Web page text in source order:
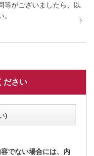
等がございましたら、以
ださい
)
でない場合には、内